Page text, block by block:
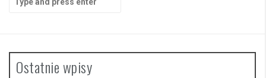
for:
Ostatnie wpisy